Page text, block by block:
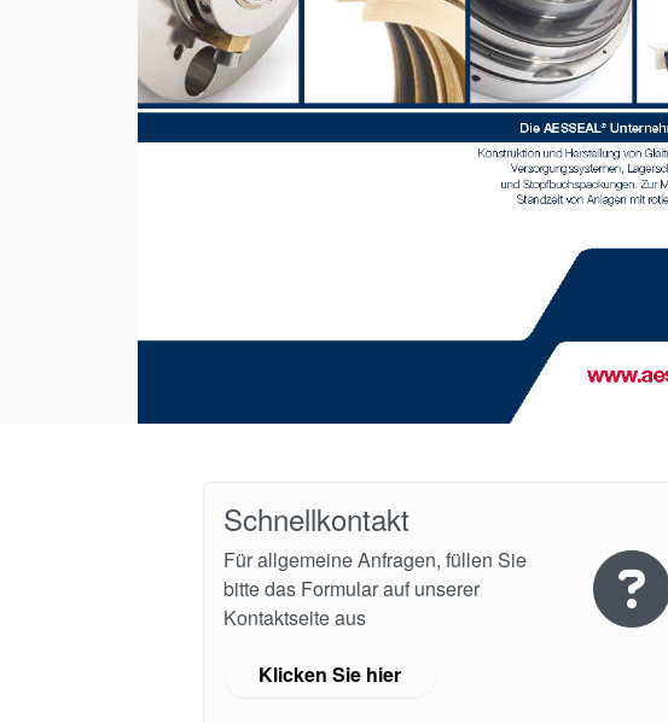
Schnellkontakt
Für allgemeine Anfragen, füllen Sie
bitte das Formular auf unserer
Kontaktseite aus
Klicken Sie hier